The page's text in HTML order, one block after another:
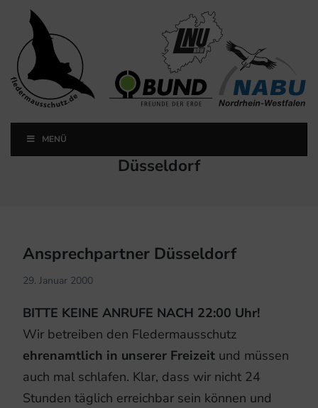
Landesfachausschuss
Fledermausschutz NRW
Landesfachausschuss Fledermausschutz NRW
MENÜ
Kategorie:
Düsseldorf
Ansprechpartner Düsseldorf
29. Januar 2000
BITTE KEINE ANRUFE NACH 22:00 Uhr!
Wir betreiben den Fledermausschutz
ehrenamtlich in unserer Freizeitund müssen
auch mal schlafen. Klar, dass wir nicht 24
Stunden täglich erreichbar sein können und